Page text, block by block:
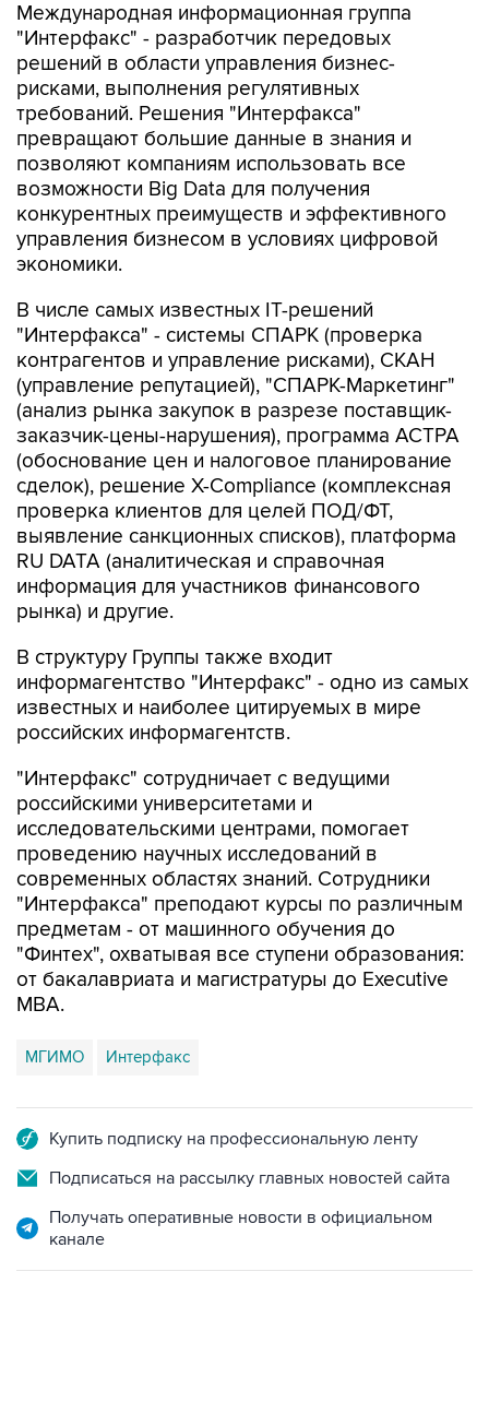
Международная информационная группа
"Интерфакс" - разработчик передовых
решений в области управления бизнес-
рисками, выполнения регулятивных
требований. Решения "Интерфакса"
превращают большие данные в знания и
позволяют компаниям использовать все
возможности Big Data для получения
конкурентных преимуществ и эффективного
управления бизнесом в условиях цифровой
экономики.
В числе самых известных IT-решений
"Интерфакса" - системы СПАРК (проверка
контрагентов и управление рисками), СКАН
(управление репутацией), "СПАРК-Маркетинг"
(анализ рынка закупок в разрезе поставщик-
заказчик-цены-нарушения), программа АСТРА
(обоснование цен и налоговое планирование
сделок), решение X-Compliance (комплексная
проверка клиентов для целей ПОД/ФТ,
выявление санкционных списков), платформа
RU DATA (аналитическая и справочная
информация для участников финансового
рынка) и другие.
В структуру Группы также входит
информагентство "Интерфакс" - одно из самых
известных и наиболее цитируемых в мире
российских информагентств.
"Интерфакс" сотрудничает с ведущими
российскими университетами и
исследовательскими центрами, помогает
проведению научных исследований в
современных областях знаний. Сотрудники
"Интерфакса" преподают курсы по различным
предметам - от машинного обучения до
"Финтех", охватывая все ступени образования:
от бакалавриата и магистратуры до Executive
MBA.
МГИМО Интерфакс
Купить подписку на профессиональную ленту
Подписаться на рассылку главных новостей сайта
Получать оперативные новости в официальном
канале